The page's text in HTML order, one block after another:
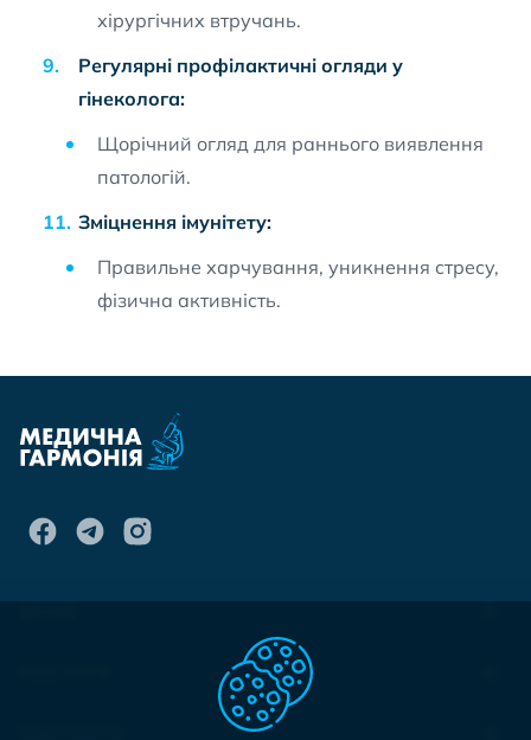
хірургічних втручань.
Регулярні профілактичні огляди у
гінеколога:
Щорічний огляд для раннього виявлення
патологій.
Зміцнення імунітету:
Правильне харчування, уникнення стресу,
фізична активність.